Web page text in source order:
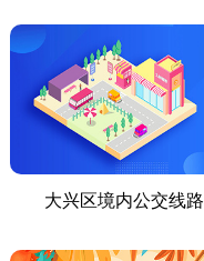
大兴区境内公交线路